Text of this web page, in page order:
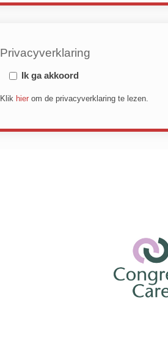
Privacyverklaring
Ik ga akkoord
Klik hierom de privacyverklaring te lezen.